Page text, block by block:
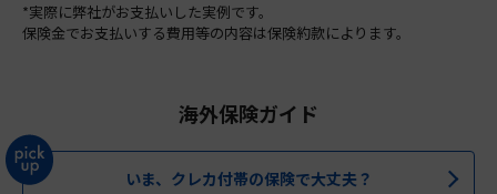
*実際に弊社がお支払いした実例です。
保険金でお支払いする費用等の内容は保険約款によります。
海外保険ガイド
いま、クレカ付帯の保険で大丈夫？